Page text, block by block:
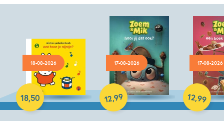
18-08-2026
18,50
Hardcover
17-08-2026
12,99
Hardcover
17-08-2026
12,99
Hardcover